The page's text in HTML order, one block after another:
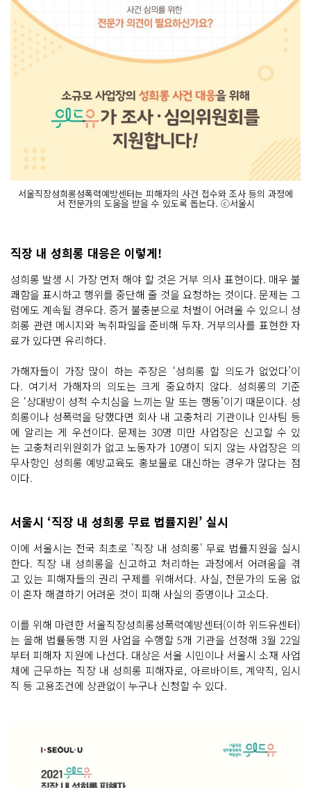
서울직장성희롱성폭력예방센터는 피해자의 사건 접수와 조사 등의 과정에
서 전문가의 도움을 받을 수 있도록 돕는다. ⓒ서울시
직장 내 성희롱 대응은 이렇게!
성희롱 발생 시 가장 먼저 해야 할 것은 거부 의사 표현이다. 매우 불
쾌함을 표시하고 행위를 중단해 줄 것을 요청하는 것이다. 문제는 그
럼에도 계속될 경우다. 증거 불충분으로 처벌이 어려울 수 있으니 성
희롱 관련 메시지와 녹취파일을 준비해 두자. 거부의사를 표현한 자
료가 있다면 유리하다.
가해자들이 가장 많이 하는 주장은 ‘성희롱 할 의도가 없었다’이
다. 여기서 가해자의 의도는 크게 중요하지 않다. 성희롱의 기준
은 ‘상대방이 성적 수치심을 느끼는 말 또는 행동’이기 때문이다. 성
희롱이나 성폭력을 당했다면 회사 내 고충처리 기관이나 인사팀 등
에 알리는 게 우선이다. 문제는 30명 미만 사업장은 신고할 수 있
는 고충처리위원회가 없고 노동자가 10명이 되지 않는 사업장은 의
무사항인 성희롱 예방교육도 홍보물로 대신하는 경우가 많다는 점
이다.
서울시 ‘직장 내 성희롱 무료 법률지원’ 실시
이에 서울시는 전국 최초로 '직장 내 성희롱' 무료 법률지원을 실시
한다. 직장 내 성희롱을 신고하고 처리하는 과정에서 어려움을 겪
고 있는 피해자들의 권리 구제를 위해서다. 사실, 전문가의 도움 없
이 혼자 해결하기 어려운 것이 피해 사실의 증명이나 고소다.
이를 위해 마련한 서울직장성희롱성폭력예방센터(이하 위드유센터)
는 올해 법률동행 지원 사업을 수행할 5개 기관을 선정해 3월 22일
부터 피해자 지원에 나선다. 대상은 서울 시민이나 서울시 소재 사업
체에 근무하는 직장 내 성희롱 피해자로, 아르바이트, 계약직, 임시
직 등 고용조건에 상관없이 누구나 신청할 수 있다.